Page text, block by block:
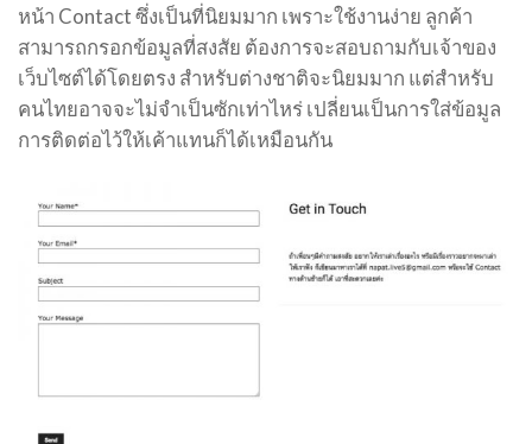
หน้า Contact ซึ่งเป็นที่นิยมมาก เพราะใช้งานง่าย ลูกค้า
สามารถกรอกข้อมูลที่สงสัย ต้องการจะสอบถามกับเจ้าของ
เว็บไซต์ได้โดยตรง สำหรับต่างชาติจะนิยมมาก แต่สำหรับ
คนไทยอาจจะไม่จำเป็นซักเท่าไหร่ เปลี่ยนเป็นการใส่ข้อมูล
การติดต่อไว้ให้เค้าแทนก็ได้เหมือนกัน